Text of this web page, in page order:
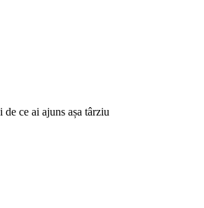
ce ai ajuns așa târziu